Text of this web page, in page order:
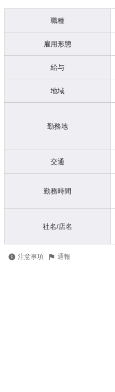
職種
雇用形態
給与
地域
勤務地
交通
勤務時間
社名/店名
注意事項 通報